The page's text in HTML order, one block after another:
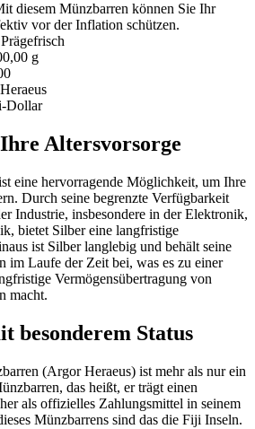
diesem Münzbarren können Sie Ihr
vor der Inflation schützen.
Prägefrisch
g
Dollar
Altersvorsorge
eine hervorragende Möglichkeit, um Ihre
Durch seine begrenzte Verfügbarkeit
Industrie, insbesondere in der Elektronik,
bietet Silber eine langfristige
ist Silber langlebig und behält seine
im Laufe der Zeit bei, was es zu einer
Vermögensübertragung von
macht.
besonderem Status
(Argor Heraeus) ist mehr als nur ein
das heißt, er trägt einen
als offizielles Zahlungsmittel in seinem
Münzbarrens sind das die Fiji Inseln.